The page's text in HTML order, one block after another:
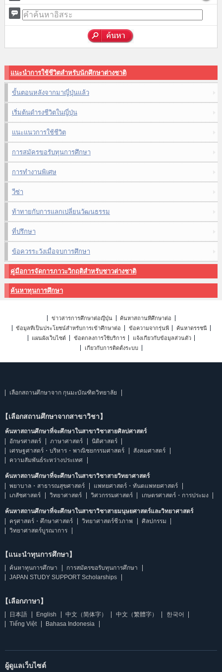
แนะนำการใช้ชีวิตสำหรับนักศึกษาต่างชาติ
ขั้นตอนหลังจากมาญี่ปุ่นแล้ว
เริ่มต้นดำรงชีวิตในญี่ปุ่น
แนะแนวการใช้ชีวิต
การสมัครขอรับทุนการศึกษา
การทำงานพิเศษ
วีซ่า
ท้าทายกับการแลกเปลี่ยนวัฒนธรรม
ที่ปรึกษา
ข้อควรระวังเมื่อจบการศึกษา
คู่มือการจัดการภาวะวิกฤติสำหรับชาวต่างชาติ
ค้นหาทุนการศึกษา
ข่าวสารการศึกษาต่อญี่ปุ่น
ค้นหาสถานที่ศึกษาต่อ
ข้อมูลที่เป็นประโยชน์สำหรับการเข้าศึกษาต่อ
ข้อความจากรุ่นพี่
ค้นหาดรรชนี
แผนผังเว็บไซต์
ข้อตกลงการใช้บริการ
แจ้งเกี่ยวกับข้อมูลส่วนตัว
เกี่ยวกับการติดตั้งระบบ
เลือกสถานศึกษาจาก กุนมะบัณฑิตวิทยาลัย
【เลือกสถานศึกษาจากสาขาวิชา】
ค้นหาสถานศึกษาที่จะศึกษาในสาขาวิชาสายศิลปศาสตร์
อักษรศาสตร์
ภาษาศาสตร์
นิติศาสตร์
เศรษฐศาสตร์・บริหาร・พาณิชยกรรมศาสตร์
สังคมศาสตร์
ความสัมพันธ์ระหว่างประเทศ
ค้นหาสถานศึกษาที่จะศึกษาในสาขาวิชาสายวิทยาศาสตร์
พยาบาล・สาธารณสุขศาสตร์
แพทยศาสตร์・ทันตแพทยศาสตร์
เภสัชศาสตร์
วิทยาศาสตร์ วิศวกรรมศาสตร์ เกษตรศาสตร์・การประมง
ค้นหาสถานศึกษาที่จะศึกษาในสาขาวิชาสายมนุษยศาสตร์และวิทยาศาสตร์
ครุศาสตร์・ศึกษาศาสตร์
วิทยาศาสตร์ชีวภาพ
ศิลปกรรม
วิทยาศาสตร์บูรณาการ
【แนะนำทุนการศึกษา】
ค้นหาทุนการศึกษา
การสมัครขอรับทุนการศึกษา
JAPAN STUDY SUPPORT Scholarships
【เลือกภาษา】
日本語 English 中文（简体字） 中文（繁體字）
한국어
Tiếng Việt
Bahasa Indonesia
ผู้ดูแลเว็บไซต์